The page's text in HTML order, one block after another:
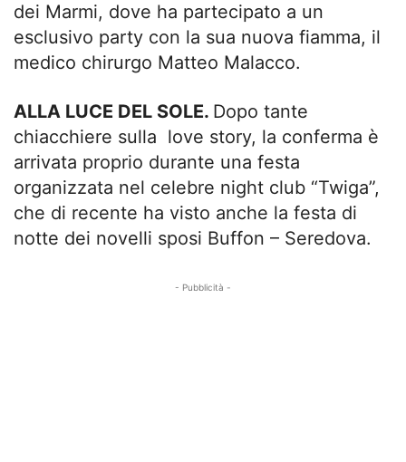
dei Marmi, dove ha partecipato a un
esclusivo party con la sua nuova fiamma, il
medico chirurgo Matteo Malacco.
ALLA LUCE DEL SOLE. Dopo tante
chiacchiere sulla love story, la conferma è
arrivata proprio durante una festa
organizzata nel celebre night club “Twiga”,
che di recente ha visto anche la festa di
notte dei novelli sposi Buffon – Seredova.
- Pubblicità -